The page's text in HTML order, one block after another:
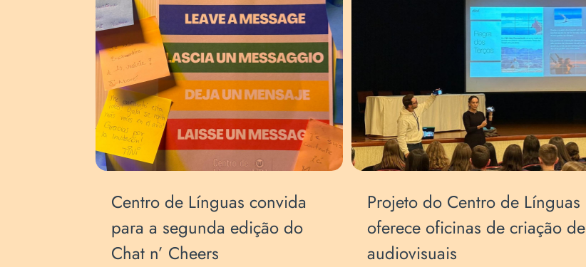
Centro de Línguas convida
para a segunda edição do
Chat n’ Cheers
Projeto do Centro de Línguas
oferece oficinas de criação de
audiovisuais